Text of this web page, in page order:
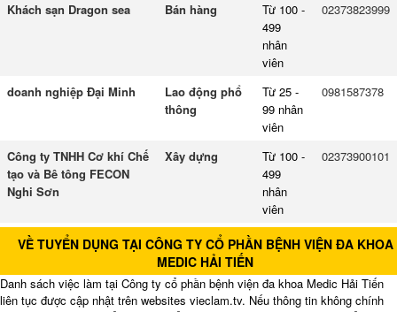
Khách sạn Dragon sea Bán hàng
Từ 100 -
499
nhân
viên
02373823999
doanh nghiệp Đại Minh
Lao động phổ
thông
Từ 25 -
99 nhân
viên
0981587378
Công ty TNHH Cơ khí Chế
tạo và Bê tông FECON
Nghi Sơn
Xây dựng
Từ 100 -
499
nhân
viên
02373900101
VỀ TUYỂN DỤNG TẠI CÔNG TY CỔ PHẦN BỆNH VIỆN ĐA KHOA
MEDIC HẢI TIẾN
Danh sách việc làm tại Công ty cổ phần bệnh viện đa khoa Medic Hải Tiến
liên tục được cập nhật trên websites vieclam.tv. Nếu thông tin không chính